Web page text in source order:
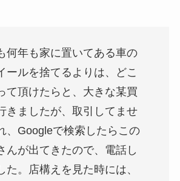
何年も家に置いてある車の
ールを捨てるよりは、どこ
て頂けたらと、大きな某買
きましたが、取引してませ
、Googleで検索したらこの
んが出てきたので、電話し
た。店構えを見た時には、